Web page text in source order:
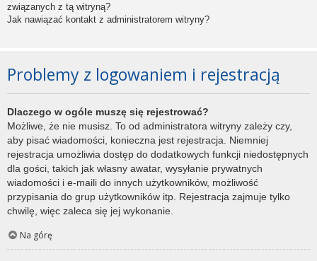
związanych z tą witryną?
Jak nawiązać kontakt z administratorem witryny?
Problemy z logowaniem i rejestracją
Dlaczego w ogóle muszę się rejestrować?
Możliwe, że nie musisz. To od administratora witryny zależy czy,
aby pisać wiadomości, konieczna jest rejestracja. Niemniej
rejestracja umożliwia dostęp do dodatkowych funkcji niedostępnych
dla gości, takich jak własny awatar, wysyłanie prywatnych
wiadomości i e-maili do innych użytkowników, możliwość
przypisania do grup użytkowników itp. Rejestracja zajmuje tylko
chwilę, więc zaleca się jej wykonanie.
Na górę